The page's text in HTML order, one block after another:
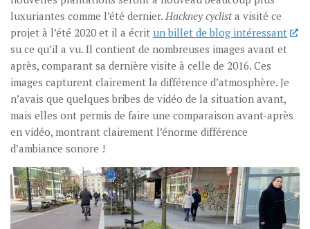
luxuriantes comme l’été dernier. Hackney cyclist a visité ce
projet à l’été 2020 et il a écrit un billet de blog intéressant
su ce qu’il a vu. Il contient de nombreuses images avant et
après, comparant sa dernière visite à celle de 2016. Ces
images capturent clairement la différence d’atmosphère. Je
n’avais que quelques bribes de vidéo de la situation avant,
mais elles ont permis de faire une comparaison avant-après
en vidéo, montrant clairement l’énorme différence
d’ambiance sonore !